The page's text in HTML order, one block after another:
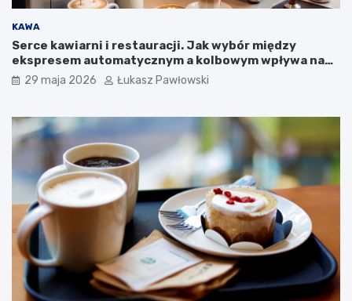
p
a
n
i
KAWA
Serce kawiarni i restauracji. Jak wybór między
ekspresem automatycznym a kolbowym wpływa na
jakość w filiżance?
29 maja 2026 Łukasz Pawłowski